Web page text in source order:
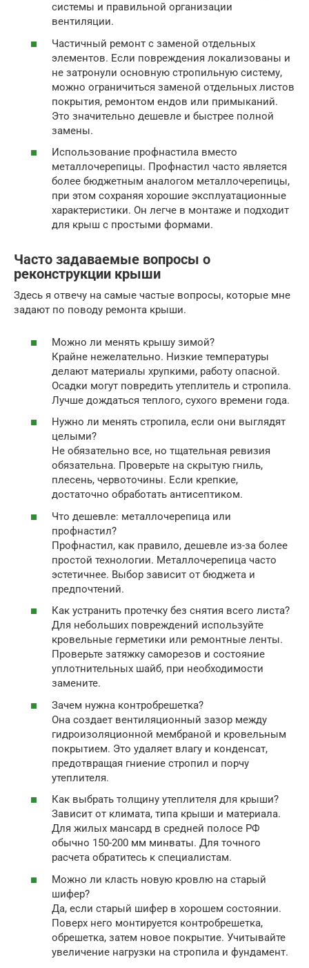
системы и правильной организации
вентиляции.
Частичный ремонт с заменой отдельных
элементов. Если повреждения локализованы и
не затронули основную стропильную систему,
можно ограничиться заменой отдельных листов
покрытия, ремонтом ендов или примыканий.
Это значительно дешевле и быстрее полной
замены.
Использование профнастила вместо
металлочерепицы. Профнастил часто является
более бюджетным аналогом металлочерепицы,
при этом сохраняя хорошие эксплуатационные
характеристики. Он легче в монтаже и подходит
для крыш с простыми формами.
Часто задаваемые вопросы о
реконструкции крыши
Здесь я отвечу на самые частые вопросы, которые мне
задают по поводу ремонта крыши.
Можно ли менять крышу зимой?
Крайне нежелательно. Низкие температуры
делают материалы хрупкими, работу опасной.
Осадки могут повредить утеплитель и стропила.
Лучше дождаться теплого, сухого времени года.
Нужно ли менять стропила, если они выглядят
целыми?
Не обязательно все, но тщательная ревизия
обязательна. Проверьте на скрытую гниль,
плесень, червоточины. Если крепкие,
достаточно обработать антисептиком.
Что дешевле: металлочерепица или
профнастил?
Профнастил, как правило, дешевле из-за более
простой технологии. Металлочерепица часто
эстетичнее. Выбор зависит от бюджета и
предпочтений.
Как устранить протечку без снятия всего листа?
Для небольших повреждений используйте
кровельные герметики или ремонтные ленты.
Проверьте затяжку саморезов и состояние
уплотнительных шайб, при необходимости
замените.
Зачем нужна контробрешетка?
Она создает вентиляционный зазор между
гидроизоляционной мембраной и кровельным
покрытием. Это удаляет влагу и конденсат,
предотвращая гниение стропил и порчу
утеплителя.
Как выбрать толщину утеплителя для крыши?
Зависит от климата, типа крыши и материала.
Для жилых мансард в средней полосе РФ
обычно 150-200 мм минваты. Для точного
расчета обратитесь к специалистам.
Можно ли класть новую кровлю на старый
шифер?
Да, если старый шифер в хорошем состоянии.
Поверх него монтируется контробрешетка,
обрешетка, затем новое покрытие. Учитывайте
увеличение нагрузки на стропила и фундамент.